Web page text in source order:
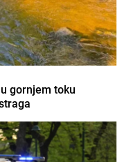
gornjem toku